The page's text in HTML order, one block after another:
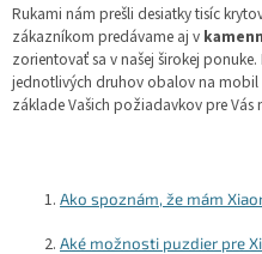
Rukami nám prešli desiatky tisíc
zákazníkom predávame aj v
zorientovať sa v našej širokej
jednotlivých druhov obalov na
základe Vašich požiadavkov pre Vás
Ako spoznám, že mám
Aké možnosti puzdier pre